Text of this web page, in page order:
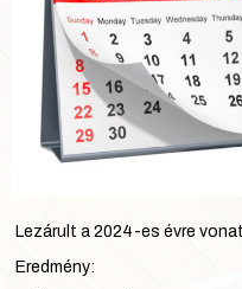
Lezárult a 2024-es évre
Eredmény: